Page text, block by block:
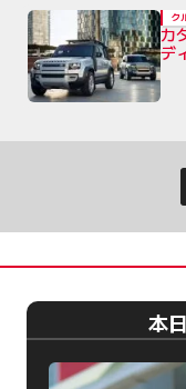
カ
デ
ク
の
ペ
ー
ジ
送
本